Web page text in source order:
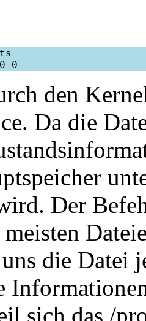
den
Da die
Der
meisten
die Datei
sich das /